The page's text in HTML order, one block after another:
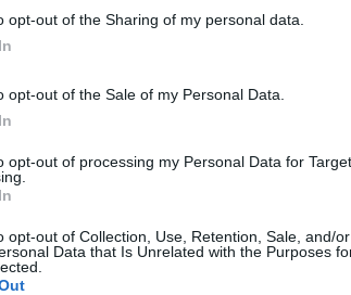
opt-out of the Sharing of my personal data.
opt-out of the Sale of my Personal Data.
opt-out of processing my Personal Data for
opt-out of Collection, Use, Retention, Sale, and/
Data that Is Unrelated with the Purposes
van, az Origin PC EVO15-S fentebb
forintba kerül.
balatoni kardioösvény (X)